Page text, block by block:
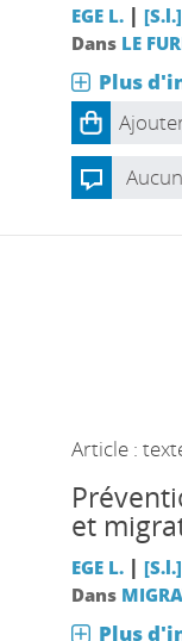
EGE L. |
Dans LE
Plus
Article :
et
EGE L. |
Dans
Plus